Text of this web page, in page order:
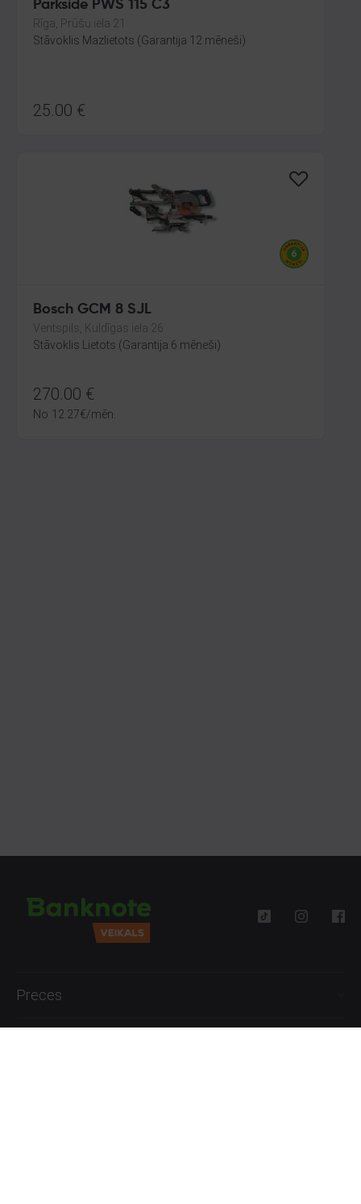
Parkside PWS 115 C3
Rīga, Prūšu iela 21
Stāvoklis Mazlietots (Garantija 12 mēneši)
25.00 €
Bosch GCM 8 SJL
Ventspils, Kuldīgas iela 26
Stāvoklis Lietots (Garantija 6 mēneši)
270.00 €
No 12.27€/mēn.
Preces